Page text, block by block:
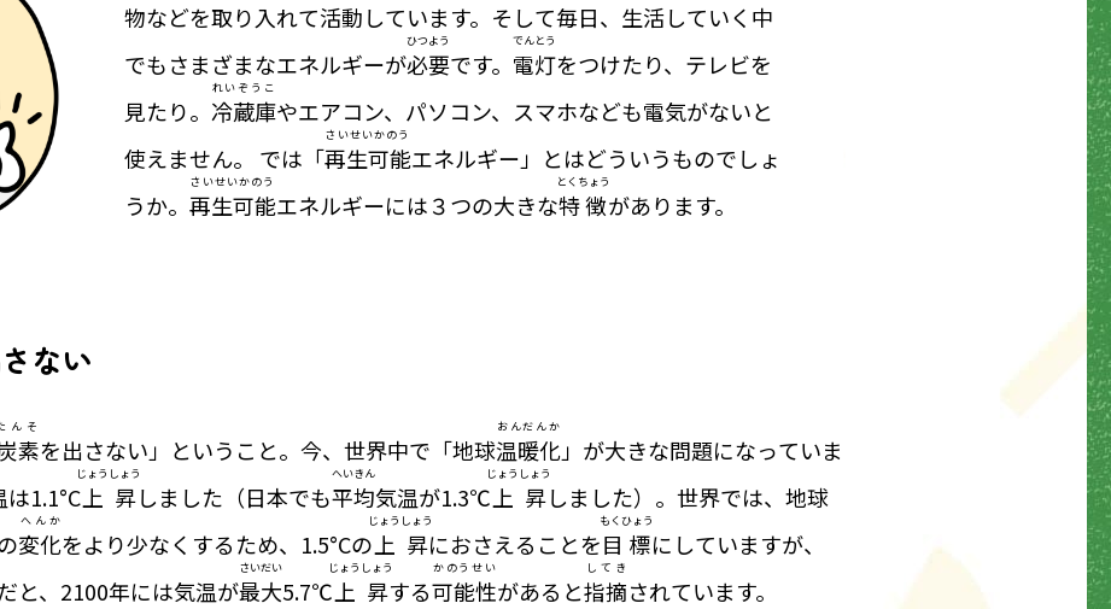
物などを取り入れて活動しています。そして毎日、生活していく中
でもさまざまなエネルギーが必要
ひつよう
です。 電灯
でんとう
をつけたり、テレビを
見たり。 冷蔵庫
れいぞうこ
やエアコン、パソコン、スマホなども電気がないと
使えません。 では「再生可能
さいせいかのう
エネルギー」とはどういうものでしょ
うか。 再生可能
さいせいかのう
エネルギーには３つの大きな特徴
とくちょう
があります。
ない
素
んそ
を出さない」ということ。今、世界中で「地球温暖化
おんだんか
」が大きな問題になっていま
は1.1°C 上昇
じょうしょう
しました（日本でも平均
へいきん
気温が1.3℃ 上昇
じょうしょう
しました）。世界では、地球
変化
へんか
をより少なくするため、1.5°Cの 上昇
じょうしょう
におさえることを目標
もくひょう
にしていますが、
と、2100年には気温が最大
さいだい
5.7℃ 上昇
じょうしょう
する可能性
かのうせい
があると指摘
してき
されています。